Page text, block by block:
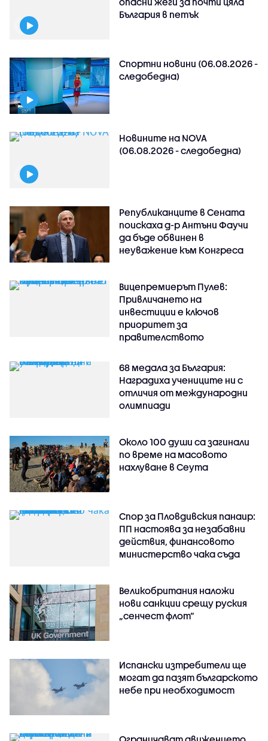
България в петък
Спортни новини (06.08.2026 -
следобедна)
Новините на NOVA
(06.08.2026 - следобедна)
Републиканците в Сената
поискаха д-р Антъни Фаучи
да бъде обвинен в
неуважение към Конгреса
Вицепремиерът Пулев:
Привличането на
инвестиции е ключов
приоритет за
правителството
68 медала за България:
Наградиха учениците ни с
отличия от международни
олимпиади
Около 100 души са загинали
по време на масовото
нахлуване в Сеута
Спор за Пловдивския панаир:
ПП настоява за незабавни
действия, финансовото
министерство чака съда
Великобритания наложи
нови санкции срещу руския
„сенчест флот“
Испански изтребители ще
могат да пазят българското
небе при необходимост